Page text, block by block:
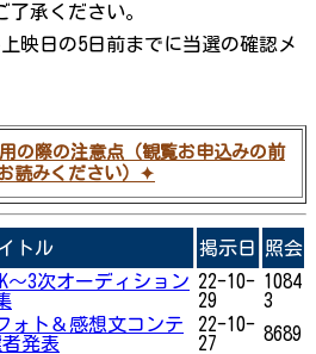
承ください。
映日の5日前までに当選の確認メ
の際の注意点（観覧お申込みの前
読みください）✦
トル 掲示日 照会
​​​​​​​3次オーディション 22-10-
29
1084
3
ォト＆感想文コンテ
発表
22-10-
27
8689